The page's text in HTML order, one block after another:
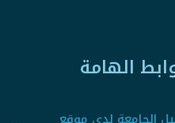
الهامة